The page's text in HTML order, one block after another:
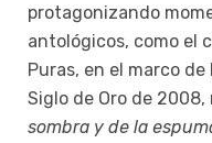
protagonizando
antológicos, como el
Puras, en el marco
Siglo de Oro de
sombra y de la